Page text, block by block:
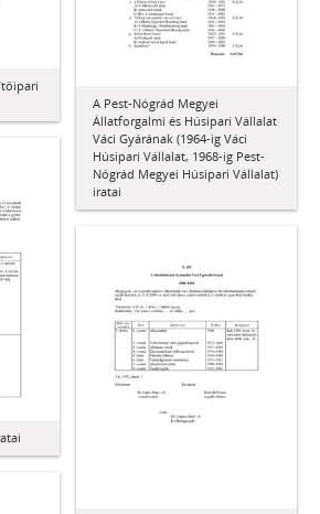
A Pest-Nógrád Megyei
Állatforgalmi és Húsipari Vállalat
Váci Gyárának (1964-ig Váci
Húsipari Vállalat, 1968-ig Pest-
Nógrád Megyei Húsipari Vállalat)
iratai